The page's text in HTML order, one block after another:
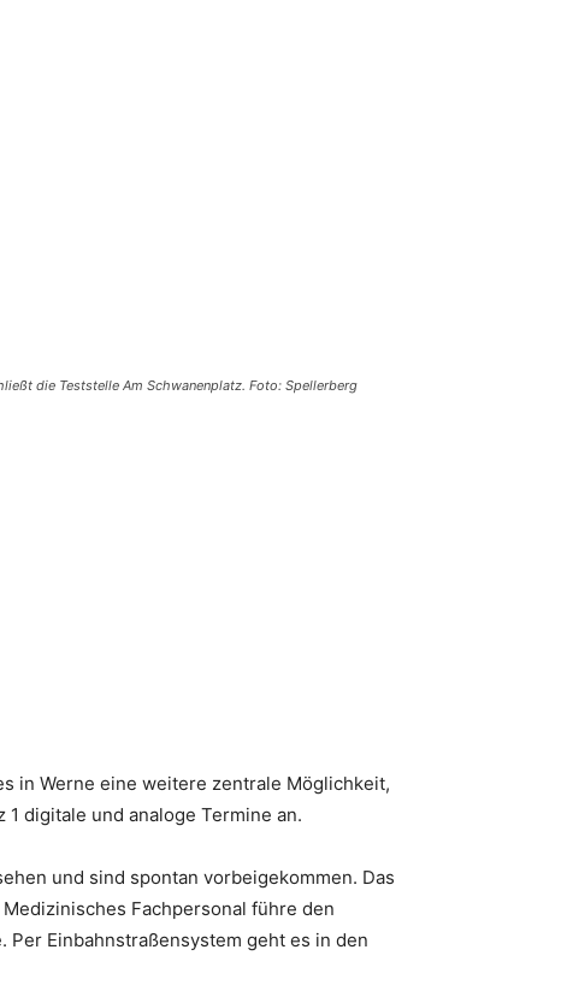
die Teststelle Am Schwanenplatz. Foto: Spellerberg
in Werne eine weitere zentrale Möglichkeit,
digitale und analoge Termine an.
und sind spontan vorbeigekommen. Das
Fachpersonal führe den
Einbahnstraßensystem geht es in den